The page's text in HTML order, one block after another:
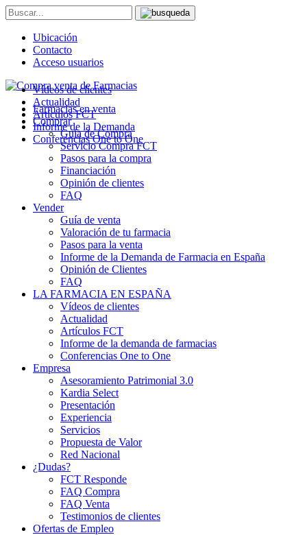
Ubicación
Contacto
Acceso usuarios
Farmacias en venta
Comprar
Guía de Compra
Servicio Compra FCT
Pasos para la compra
Financiación
Opinión de clientes
FAQ
Vender
Guía de venta
Valoración de tu farmacia
Pasos para la venta
Informe de la Demanda de Farmacia en España
Opinión de Clientes
FAQ
LA FARMACIA EN ESPAÑA
Vídeos de clientes
Actualidad
Artículos FCT
Informe de la demanda de farmacias
Conferencias One to One
Empresa
Asesoramiento Patrimonial 3.0
Kardia Select
Presentación
Experiencia
Servicios
Propuesta de Valor
Red Nacional
¿Dudas?
FCT Responde
FAQ Compra
FAQ Venta
Testimonios de clientes
Ofertas de Empleo
Vídeos de clientes
Actualidad
Artículos FCT
Informe de la Demanda
Conferencias One to One